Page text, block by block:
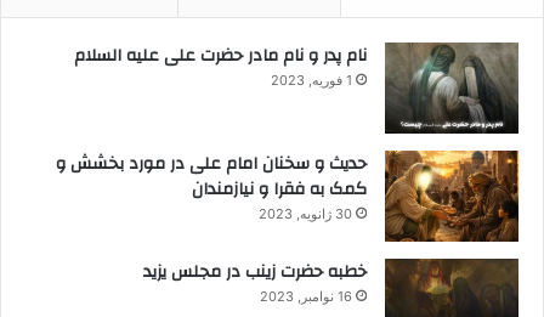
نام پدر و نام مادر حضرت علی علیه السلام
1 فوریه, 2023
حدیث و سخنان امام علی در مورد بخشش و
کمک به فقرا و نیازمندان
30 ژانویه, 2023
خطبه حضرت زینب در مجلس یزید
16 نوامبر, 2023